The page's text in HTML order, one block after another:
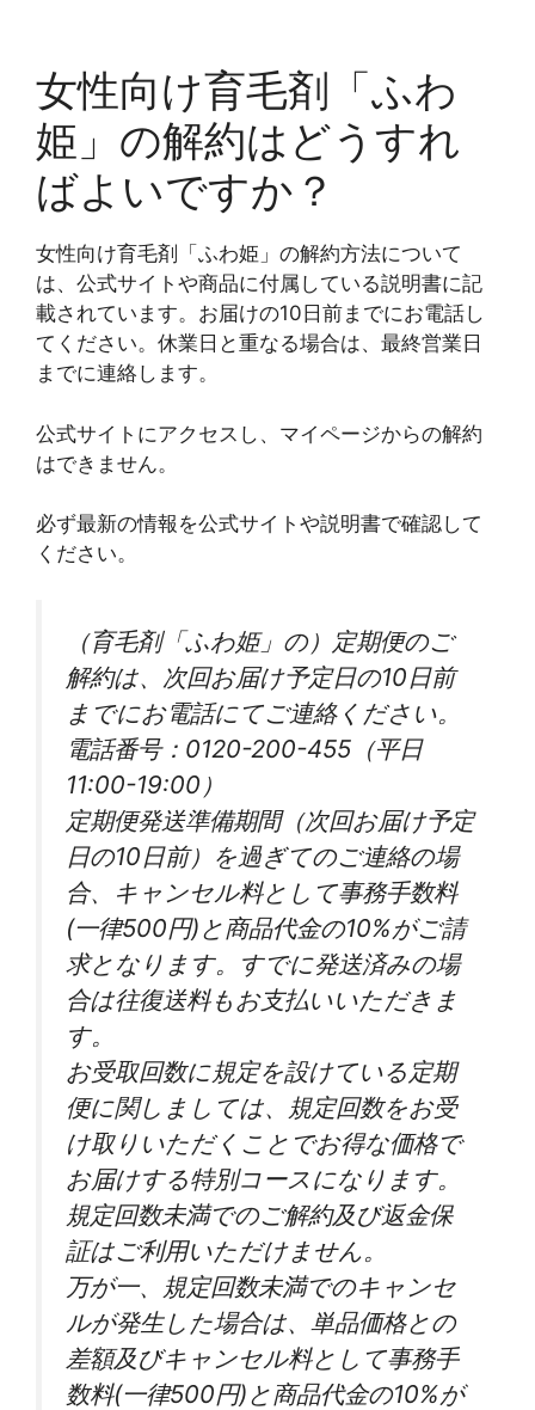
女性向け育毛剤「ふわ
姫」の解約はどうすれ
ばよいですか？
女性向け育毛剤「ふわ姫」の解約方法について
は、公式サイトや商品に付属している説明書に記
載されています。お届けの10日前までにお電話し
てください。休業日と重なる場合は、最終営業日
までに連絡します。
公式サイトにアクセスし、マイページからの解約
はできません。
必ず最新の情報を公式サイトや説明書で確認して
ください。
（育毛剤「ふわ姫」の）定期便のご
解約は、次回お届け予定日の10日前
までにお電話にてご連絡ください。
電話番号：0120-200-455（平日
11:00-19:00）
定期便発送準備期間（次回お届け予定
日の10日前）を過ぎてのご連絡の場
合、キャンセル料として事務手数料
(一律500円)と商品代金の10%がご請
求となります。すでに発送済みの場
合は往復送料もお支払いいただきま
す。
お受取回数に規定を設けている定期
便に関しましては、規定回数をお受
け取りいただくことでお得な価格で
お届けする特別コースになります。
規定回数未満でのご解約及び返金保
証はご利用いただけません。
万が一、規定回数未満でのキャンセ
ルが発生した場合は、単品価格との
差額及びキャンセル料として事務手
数料(一律500円)と商品代金の10%が